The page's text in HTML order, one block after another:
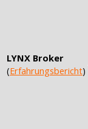
LYNX Broker
(Erfahrungsbericht)